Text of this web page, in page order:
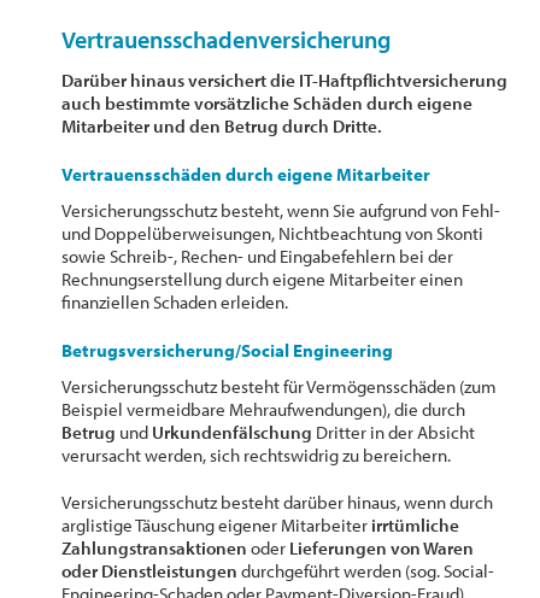
Vertrauensschadenversicherung
Darüber hinaus versichert die IT-Haftpflichtversicherung
auch bestimmte vorsätzliche Schäden durch eigene
Mitarbeiter und den Betrug durch Dritte.
Vertrauensschäden durch eigene Mitarbeiter
Versicherungsschutz besteht, wenn Sie aufgrund von Fehl-
und Doppelüberweisungen, Nichtbeachtung von Skonti
sowie Schreib-, Rechen- und Eingabefehlern bei der
Rechnungserstellung durch eigene Mitarbeiter einen
finanziellen Schaden erleiden.
Betrugsversicherung/Social Engineering
Versicherungsschutz besteht für Vermögensschäden (zum
Beispiel vermeidbare Mehraufwendungen), die durch
Betrug und Urkundenfälschung Dritter in der Absicht
verursacht werden, sich rechtswidrig zu bereichern.
Versicherungsschutz besteht darüber hinaus, wenn durch
arglistige Täuschung eigener Mitarbeiter irrtümliche
Zahlungstransaktionen oder Lieferungen von Waren
oder Dienstleistungen durchgeführt werden (sog. Social-